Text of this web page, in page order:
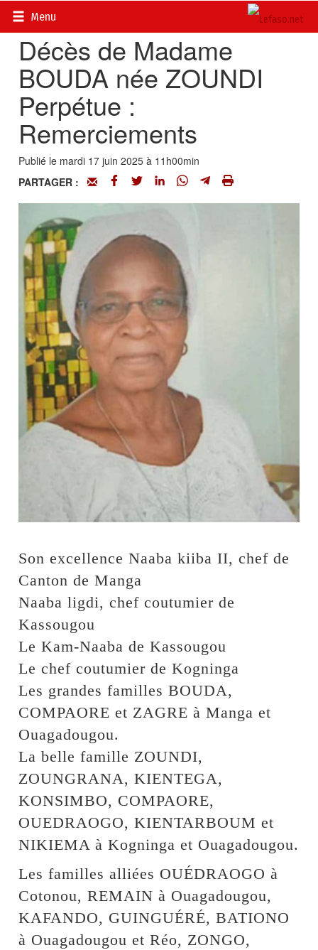
Menu
Accueil>
Décès de Madame
BOUDA née ZOUNDI
Perpétue :
Remerciements
Publié le mardi 17 juin 2025 à 11h00min
PARTAGER :
Son excellence Naaba kiiba II, chef de
Canton de Manga
Naaba ligdi, chef coutumier de
Kassougou
Le Kam-Naaba de Kassougou
Le chef coutumier de Kogninga
Les grandes familles BOUDA,
COMPAORE et ZAGRE à Manga et
Ouagadougou.
La belle famille ZOUNDI,
ZOUNGRANA, KIENTEGA,
KONSIMBO, COMPAORE,
OUEDRAOGO, KIENTARBOUM et
NIKIEMA à Kogninga et Ouagadougou.
Les familles alliées OUÉDRAOGO à
Cotonou, REMAIN à Ouagadougou,
KAFANDO, GUINGUÉRÉ, BATIONO
à Ouagadougou et Réo, ZONGO,